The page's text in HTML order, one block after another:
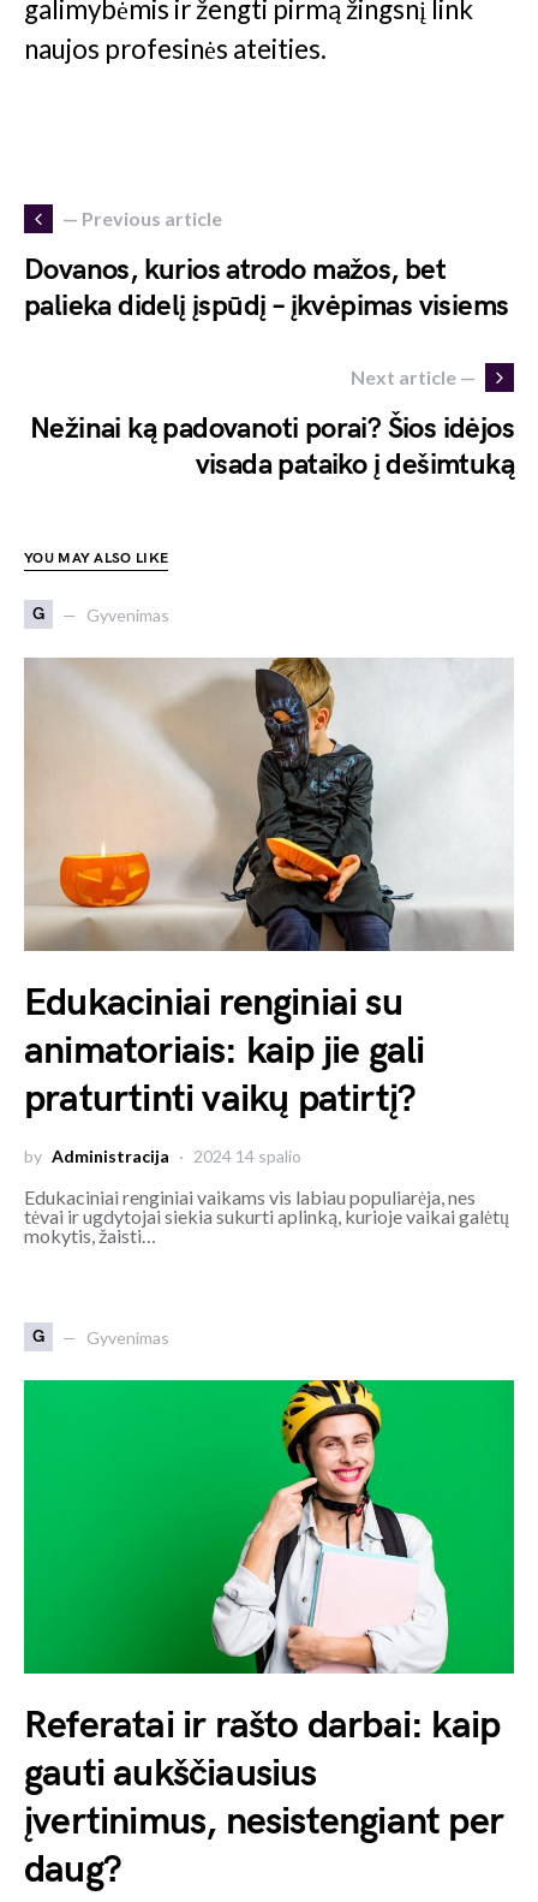
galimybėmis ir žengti pirmą žingsnį link
naujos profesinės ateities.
— Previous article
Dovanos, kurios atrodo mažos, bet
palieka didelį įspūdį – įkvėpimas visiems
Next article —
Nežinai ką padovanoti porai? Šios idėjos
visada pataiko į dešimtuką
YOU MAY ALSO LIKE
G Gyvenimas
Edukaciniai renginiai su
animatoriais: kaip jie gali
praturtinti vaikų patirtį?
by Administracija 2024 14 spalio
Edukaciniai renginiai vaikams vis labiau populiarėja, nes
tėvai ir ugdytojai siekia sukurti aplinką, kurioje vaikai galėtų
mokytis, žaisti…
G Gyvenimas
Referatai ir rašto darbai: kaip
gauti aukščiausius
įvertinimus, nesistengiant per
daug?